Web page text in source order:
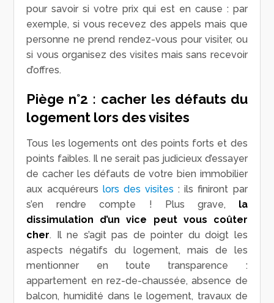
pour savoir si votre prix qui est en cause : par
exemple, si vous recevez des appels mais que
personne ne prend rendez-vous pour visiter, ou
si vous organisez des visites mais sans recevoir
d’offres.
Piège n°2 : cacher les défauts du
logement lors des visites
Tous les logements ont des points forts et des
points faibles. Il ne serait pas judicieux d’essayer
de cacher les défauts de votre bien immobilier
aux acquéreurs lors des visites : ils finiront par
s’en rendre compte ! Plus grave, la
dissimulation d’un vice peut vous coûter
cher. Il ne s’agit pas de pointer du doigt les
aspects négatifs du logement, mais de les
mentionner en toute transparence :
appartement en rez-de-chaussée, absence de
balcon, humidité dans le logement, travaux de